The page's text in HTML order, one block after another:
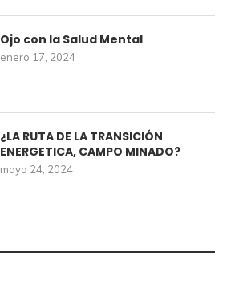
Ojo con la Salud Mental
enero 17, 2024
¿LA RUTA DE LA TRANSICIÓN
ENERGETICA, CAMPO MINADO?
mayo 24, 2024